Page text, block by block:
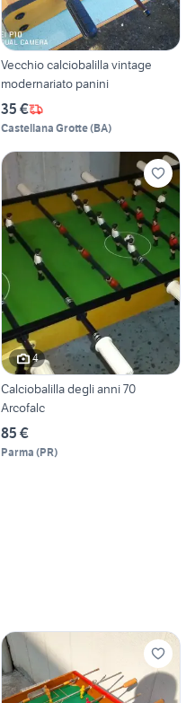
Vecchio calciobalilla vintage
modernariato panini
35 €
Castellana Grotte(BA)
4
Calciobalilla degli anni 70
Arcofalc
85 €
Parma (PR)